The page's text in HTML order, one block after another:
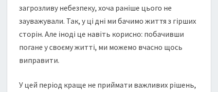
загрозливу небезпеку, хоча раніше цього не
зауважували. Так, у ці дні ми бачимо життя з гірших
сторін. Але іноді це навіть корисно: побачивши
погане у своєму житті, ми можемо вчасно щось
виправити.
У цей період краще не приймати важливих рішень,